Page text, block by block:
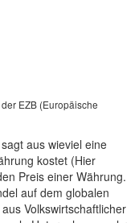
EZB (Europäische
aus wieviel eine
kostet (Hier
Preis einer Währung.
auf dem globalen
Volkswirtschaftlicher